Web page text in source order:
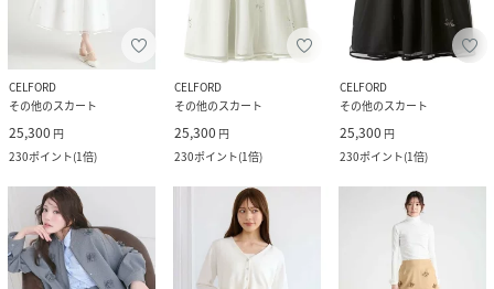
CELFORD
その他のスカート
25,300 円
230ポイント(1倍)
CELFORD
その他のスカート
25,300 円
230ポイント(1倍)
CELFORD
その他のスカート
25,300 円
230ポイント(1倍)